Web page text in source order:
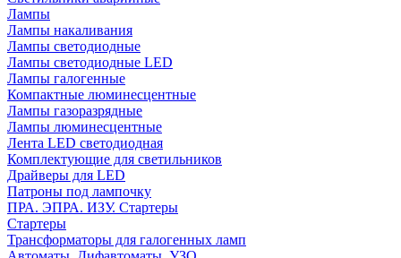
Лампы
Лампы накаливания
Лампы светодиодные
Лампы светодиодные LED
Лампы галогенные
Компактные люминесцентные
Лампы газоразрядные
Лампы люминесцентные
Лента LED светодиодная
Комплектующие для светильников
Драйверы для LED
Патроны под лампочку
ПРА. ЭПРА. ИЗУ. Стартеры
Стартеры
Трансформаторы для галогенных ламп